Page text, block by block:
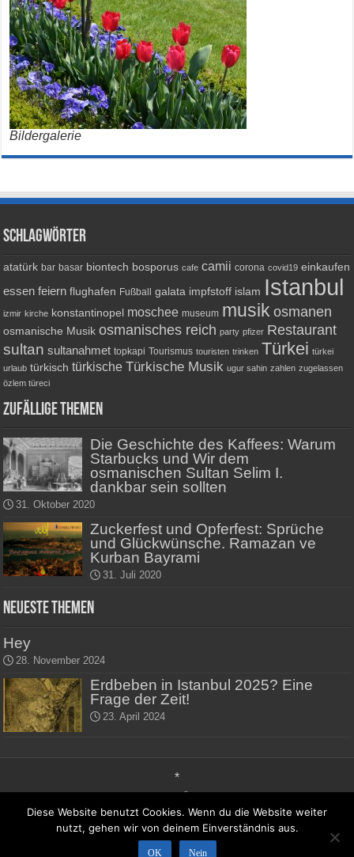
Bildergalerie
Schlagwörter
atatürk bar basar biontech bosporus cafe camii corona covid19 einkaufen
essen feiern flughafen Fußball galata impfstoff islam Istanbul
izmir kirche konstantinopel moschee museum musik osmanen
osmanische Musik osmanisches reich party pfizer Restaurant
sultan sultanahmet topkapi Tourismus touristen trinken Türkei türkei
urlaub türkisch türkische Türkische Musik ugur sahin zahlen zugelassen
özlem türeci
Zufällige Themen
Die Geschichte des Kaffees: Warum
Starbucks und Wir dem
osmanischen Sultan Selim I.
dankbar sein sollten
31. Oktober 2020
Zuckerfest und Opferfest: Sprüche
und Glückwünsche. Ramazan ve
Kurban Bayrami
31. Juli 2020
Neueste Themen
Hey
28. November 2024
Erdbeben in Istanbul 2025? Eine
Frage der Zeit!
23. April 2024
*
© 2026 Istanbultrip.info - Reiseportal für Istanbul und die
Türkei -Impressum-Start
Diese Website benutzt Cookies. Wenn du die Website weiter
nutzt, gehen wir von deinem Einverständnis aus.
OK Nein